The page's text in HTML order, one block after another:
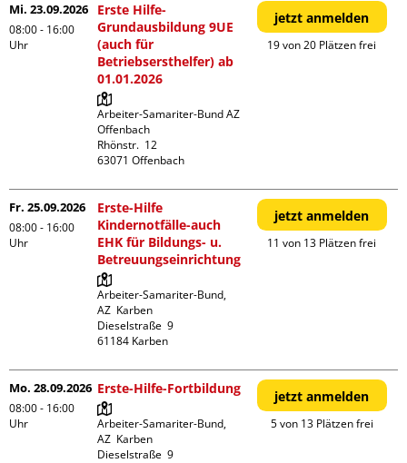
Mi. 23.09.2026
08:00 - 16:00
Uhr
Erste Hilfe-
Grundausbildung 9UE
(auch für
Betriebsersthelfer) ab
01.01.2026
Arbeiter-Samariter-Bund AZ
Offenbach
Rhönstr.  12
jetzt anmelden
19 von 20 Plätzen frei
Fr. 25.09.2026
08:00 - 16:00
Uhr
Erste-Hilfe
Kindernotfälle-auch
EHK für Bildungs- u.
Betreuungseinrichtung
Arbeiter-Samariter-Bund,
AZ  Karben
Dieselstraße  9
jetzt anmelden
11 von 13 Plätzen frei
Mo. 28.09.2026
08:00 - 16:00
Uhr
Erste-Hilfe-Fortbildung
Arbeiter-Samariter-Bund,
AZ  Karben
Dieselstraße  9
jetzt anmelden
5 von 13 Plätzen frei